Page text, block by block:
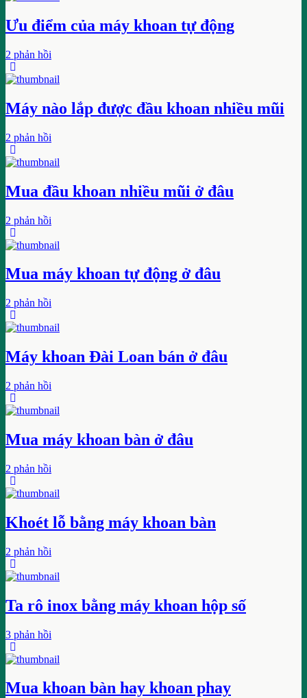
Ưu điểm của máy khoan tự động
2 phản hồi
Máy nào lắp được đầu khoan nhiều mũi
2 phản hồi
Mua đầu khoan nhiều mũi ở đâu
2 phản hồi
Mua máy khoan tự động ở đâu
2 phản hồi
Máy khoan Đài Loan bán ở đâu
2 phản hồi
Mua máy khoan bàn ở đâu
2 phản hồi
Khoét lỗ bằng máy khoan bàn
2 phản hồi
Ta rô inox bằng máy khoan hộp số
3 phản hồi
Mua khoan bàn hay khoan phay